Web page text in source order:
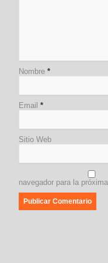
Nombre *
Email *
Sitio Web
navegador para la